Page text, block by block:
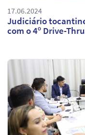
17.06.2024
Judiciário
com o 4º Drive-